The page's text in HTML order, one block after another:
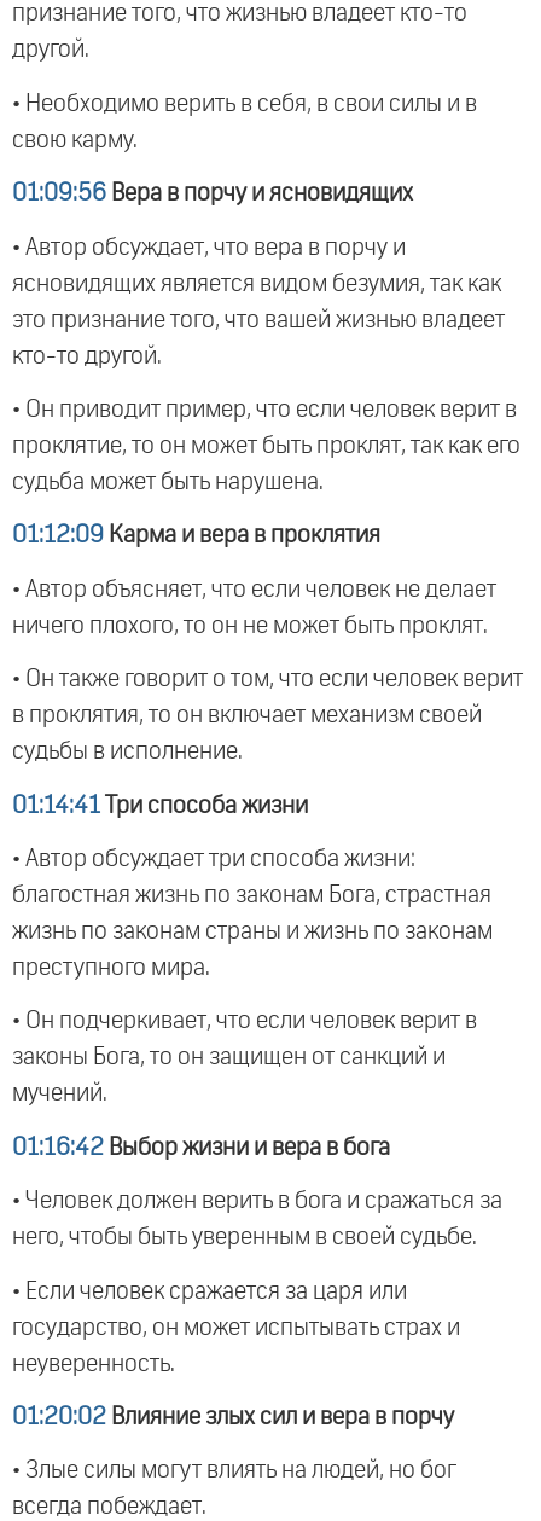
признание того, что жизнью владеет кто-то
другой.
• Необходимо верить в себя, в свои силы и в
свою карму.
01:09:56 Вера в порчу и ясновидящих
• Автор обсуждает, что вера в порчу и
ясновидящих является видом безумия, так как
это признание того, что вашей жизнью владеет
кто-то другой.
• Он приводит пример, что если человек верит в
проклятие, то он может быть проклят, так как его
судьба может быть нарушена.
01:12:09 Карма и вера в проклятия
• Автор объясняет, что если человек не делает
ничего плохого, то он не может быть проклят.
• Он также говорит о том, что если человек верит
в проклятия, то он включает механизм своей
судьбы в исполнение.
01:14:41 Три способа жизни
• Автор обсуждает три способа жизни:
благостная жизнь по законам Бога, страстная
жизнь по законам страны и жизнь по законам
преступного мира.
• Он подчеркивает, что если человек верит в
законы Бога, то он защищен от санкций и
мучений.
01:16:42 Выбор жизни и вера в бога
• Человек должен верить в бога и сражаться за
него, чтобы быть уверенным в своей судьбе.
• Если человек сражается за царя или
государство, он может испытывать страх и
неуверенность.
01:20:02 Влияние злых сил и вера в порчу
• Злые силы могут влиять на людей, но бог
всегда побеждает.